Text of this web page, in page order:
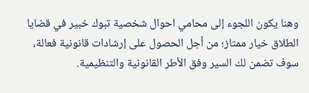
وهنا يكون اللجوء إلى محامي احوال شخصية تبوك خبير في قضايا
الطلاق خيار ممتاز؛ من أجل الحصول على إرشادات قانونية فعالة،
سوف تضمن لك السير وفق الأطر القانونية والتنظيمية.